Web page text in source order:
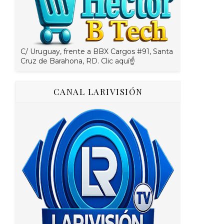
C/ Uruguay, frente a BBX Cargos #91, Santa
Cruz de Barahona, RD. Clic aquí☝
CANAL LARIVISIÓN